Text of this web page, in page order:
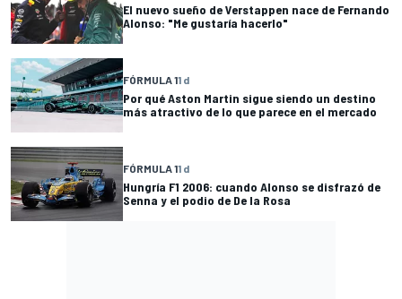
El nuevo sueño de Verstappen nace de Fernando
Alonso: "Me gustaría hacerlo"
FÓRMULA 11 d
Por qué Aston Martin sigue siendo un destino
más atractivo de lo que parece en el mercado
FÓRMULA 11 d
Hungría F1 2006: cuando Alonso se disfrazó de
Senna y el podio de De la Rosa